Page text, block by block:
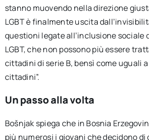
stanno muovendo nella direzione
LGBT è finalmente uscita
questioni legate all’inclusione sociale
LGBT, che non possono più essere
cittadini di serie B, bensì come uguali
cittadini”.
Un passo alla volta
Bošnjak spiega che in Bosnia
più numerosi i giovani che decidono di